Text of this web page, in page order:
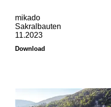
mikado
Sakralbauten
11.2023
Download